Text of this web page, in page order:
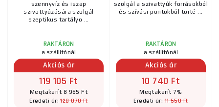
szennyvíz és iszap
szivattyúzására szolgál
szeptikus tartályo ...
RAKTÁRON
a szállítónál
Akciós ár
119 105 Ft
Megtakarít 8 965 Ft
Eredeti ár:128 070 Ft
szolgál a szivattyúk forrásokból
és szívási pontokból törté ...
RAKTÁRON
a szállítónál
Akciós ár
10 740 Ft
Megtakarít 7%
Eredeti ár:11 550 Ft